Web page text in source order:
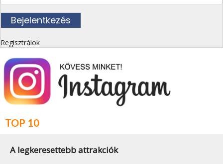
Regisztrálok
TOP 10
A legkeresettebb attrakciók